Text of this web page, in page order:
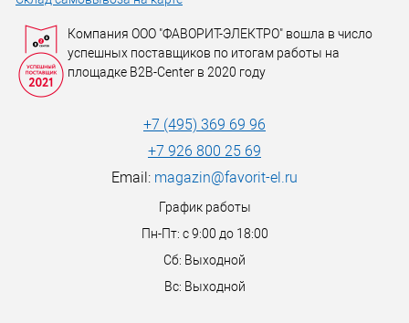
Компания ООО "ФАВОРИТ-ЭЛЕКТРО" вошла в число
успешных поставщиков по итогам работы на
площадке B2B-Center в 2020 году
+7 (495) 369 69 96
+7 926 800 25 69
Email: magazin@favorit-el.ru
График работы
Пн-Пт: с 9:00 до 18:00
Сб: Выходной
Вс: Выходной